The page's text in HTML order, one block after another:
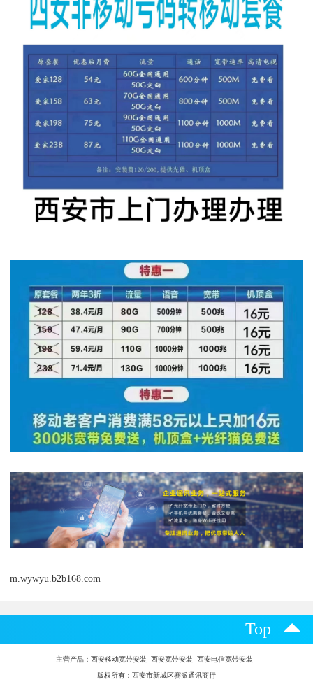
m.wywyu.b2b168.com
Top
主营产品： 西安移动宽带安装 西安宽带安装 西安电信宽带安装
版权所有：西安市新城区赛派通讯商行